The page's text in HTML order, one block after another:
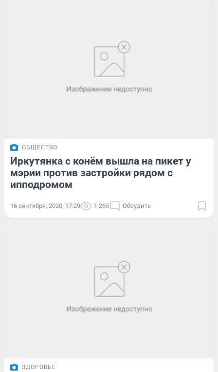
ОБЩЕСТВО
Иркутянка с конём вышла на пикет у
мэрии против застройки рядом с
ипподромом
16 сентября, 2020, 17:29 1 265 Обсудить
ЗДОРОВЬЕ